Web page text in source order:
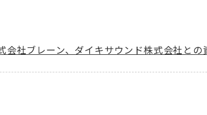
会社ブレーン、ダイキサウンド株式会社と